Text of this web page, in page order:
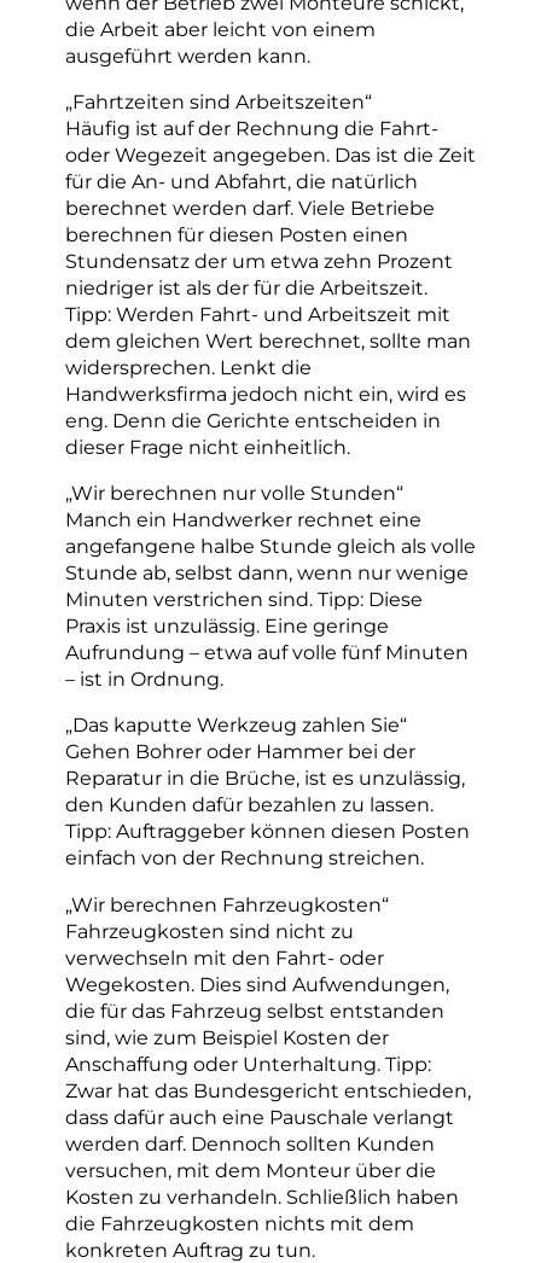
die Arbeit aber leicht von einem
ausgeführt werden kann.
„Fahrtzeiten sind Arbeitszeiten“
Häufig ist auf der Rechnung die Fahrt-
oder Wegezeit angegeben. Das ist die Zeit
für die An- und Abfahrt, die natürlich
berechnet werden darf. Viele Betriebe
berechnen für diesen Posten einen
Stundensatz der um etwa zehn Prozent
niedriger ist als der für die Arbeitszeit.
Tipp: Werden Fahrt- und Arbeitszeit mit
dem gleichen Wert berechnet, sollte man
widersprechen. Lenkt die
Handwerksfirma jedoch nicht ein, wird es
eng. Denn die Gerichte entscheiden in
dieser Frage nicht einheitlich.
„Wir berechnen nur volle Stunden“
Manch ein Handwerker rechnet eine
angefangene halbe Stunde gleich als volle
Stunde ab, selbst dann, wenn nur wenige
Minuten verstrichen sind. Tipp: Diese
Praxis ist unzulässig. Eine geringe
Aufrundung – etwa auf volle fünf Minuten
– ist in Ordnung.
„Das kaputte Werkzeug zahlen Sie“
Gehen Bohrer oder Hammer bei der
Reparatur in die Brüche, ist es unzulässig,
den Kunden dafür bezahlen zu lassen.
Tipp: Auftraggeber können diesen Posten
einfach von der Rechnung streichen.
„Wir berechnen Fahrzeugkosten“
Fahrzeugkosten sind nicht zu
verwechseln mit den Fahrt- oder
Wegekosten. Dies sind Aufwendungen,
die für das Fahrzeug selbst entstanden
sind, wie zum Beispiel Kosten der
Anschaffung oder Unterhaltung. Tipp:
Zwar hat das Bundesgericht entschieden,
dass dafür auch eine Pauschale verlangt
werden darf. Dennoch sollten Kunden
versuchen, mit dem Monteur über die
Kosten zu verhandeln. Schließlich haben
die Fahrzeugkosten nichts mit dem
konkreten Auftrag zu tun.